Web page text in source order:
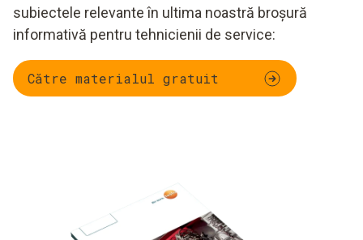
subiectele relevante în ultima noastră broșură
informativă pentru tehnicienii de service:
Către materialul gratuit